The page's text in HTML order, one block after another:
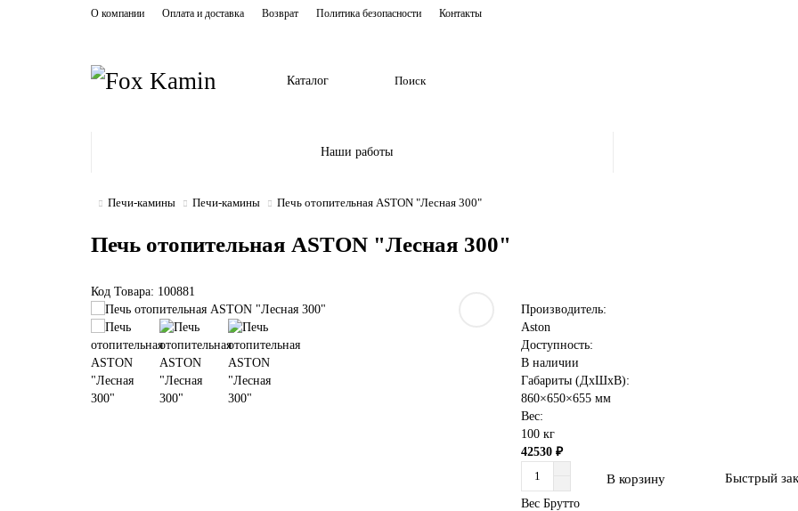
О компании Оплата и доставка Возврат Политика безопасности Контакты
Каталог
Наши работы
Печи-камины Печи-камины Печь отопительная ASTON "Лесная 300"
Печь отопительная ASTON "Лесная 300"
Код Товара: 100881
Производитель:
Aston
Доступность:
В наличии
Габариты (ДхШхВ):
860×650×655 мм
Вес:
100 кг
42530 ₽
В корзину Быстрый
Вес Брутто